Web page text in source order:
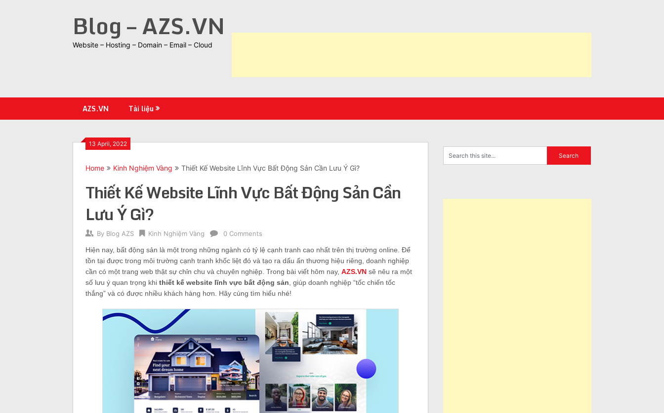
Blog – AZS.VN
Website – Hosting – Domain – Email – Cloud
AZS.VN Tài liệu
13 April, 2022
Home Kinh Nghiệm Vàng Thiết Kế Website Lĩnh Vực Bất Động Sản Cần Lưu Ý Gì?
Thiết Kế Website Lĩnh Vực Bất Động Sản Cần
Lưu Ý Gì?
By Blog AZS Kinh Nghiệm Vàng 0 Comments
Hiện nay, bất động sản là một trong những ngành có tỷ lệ cạnh tranh cao nhất trên thị trường online. Để
tồn tại được trong môi trường cạnh tranh khốc liệt đó và tạo ra dấu ấn thương hiệu riêng, doanh nghiệp
cần có một trang web thật sự chỉn chu và chuyên nghiệp. Trong bài viết hôm nay, AZS.VN sẽ nêu ra một
số lưu ý quan trọng khi thiết kế website lĩnh vực bất động sản , giúp doanh nghiệp “tốc chiến tốc
thắng” và có được nhiều khách hàng hơn. Hãy cùng tìm hiểu nhé!